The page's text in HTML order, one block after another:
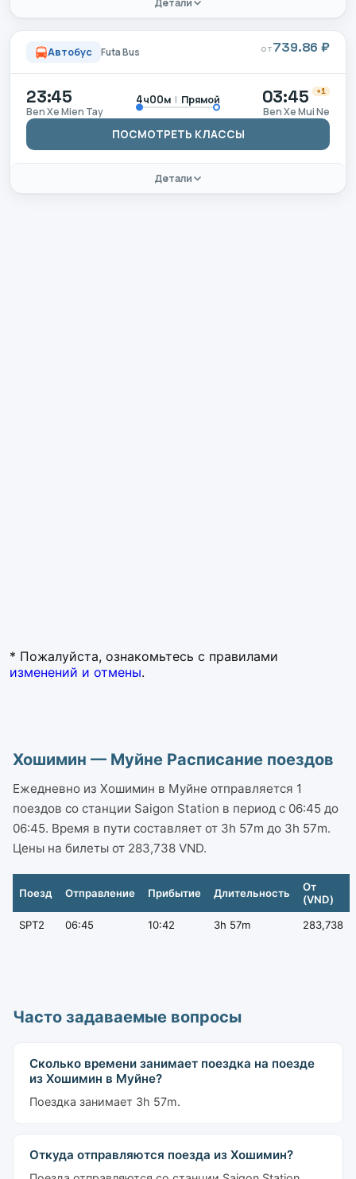
Детали
Автобус Futa Bus ОТ739.86 ₽
23:45
Ben Xe Mien Tay
4ч00м | Прямой 03:45 +1
Ben Xe Mui Ne
ПОСМОТРЕТЬ КЛАССЫ
Детали
* Пожалуйста, ознакомьтесь с правилами
изменений и отмены.
Хошимин — Муйне Расписание поездов
Ежедневно из Хошимин в Муйне отправляется 1
поездов со станции Saigon Station в период с 06:45 до
06:45. Время в пути составляет от 3h 57m до 3h 57m.
Цены на билеты от 283,738 VND.
Поезд Отправление Прибытие Длительность
От
(VND)
SPT2
06:45 10:42 3h 57m 283,738
Часто задаваемые вопросы
Сколько времени занимает поездка на поезде
из Хошимин в Муйне?
Поездка занимает 3h 57m.
Откуда отправляются поезда из Хошимин?